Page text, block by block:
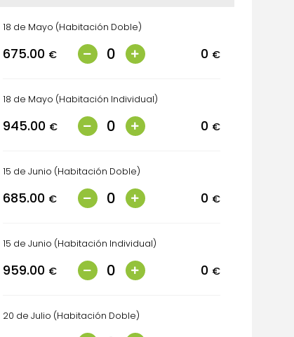
18 de Mayo (Habitación Doble)
675.00 € 0 €
18 de Mayo (Habitación Individual)
945.00 € 0 €
15 de Junio (Habitación Doble)
685.00 € 0 €
15 de Junio (Habitación Individual)
959.00 € 0 €
20 de Julio (Habitación Doble)